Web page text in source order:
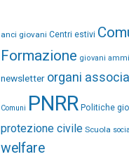
anci giovani Centri estivi
Formazione giovani
newsletter organi
Comuni PNRR Politiche
protezione civile Scuola
welfare